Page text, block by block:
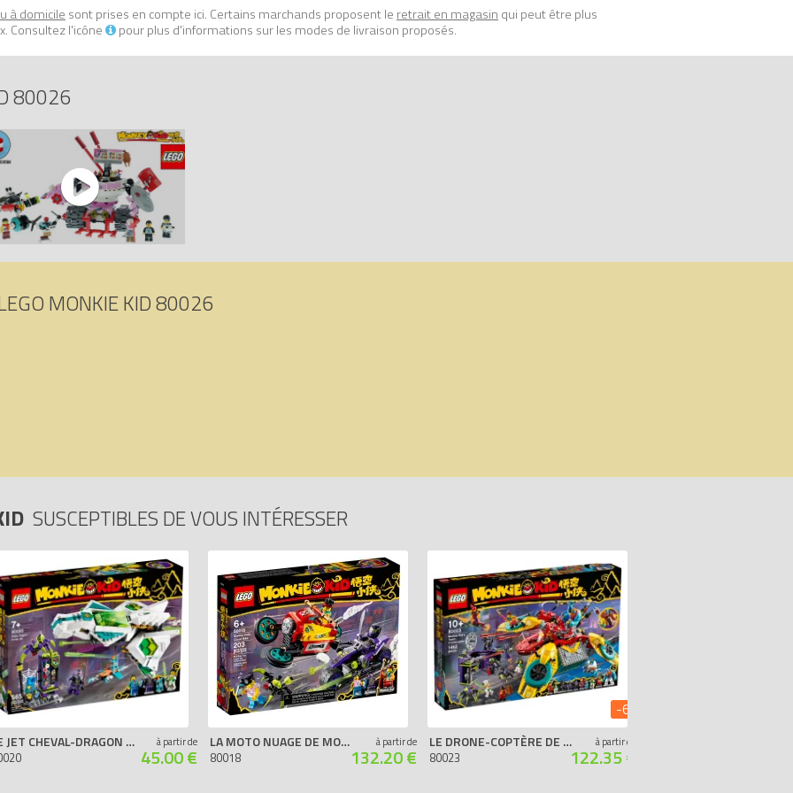
presque toutes les manières imaginables afin de garantir qu’ils répondent aux normes de sécurité les plus
à domicile sont prises en compte ici. Certains marchands proposent le retrait en magasin qui peut être plus
Consultez l'icône
pour plus d'informations sur les modes de livraison proposés.
80026
MONKIE KID 80026
SUSCEPTIBLES DE VOUS INTÉRESSER
LE JET CHEVAL-DRAGON BLANC à partir de
45.00 €
LA MOTO NUAGE DE MONKIE KID
80018
à partir de
132.20 €
LE DRONE-COPTÈRE DE L’ÉQUIPE DE MONKIE KID
80023
à partir de
122.35 €
-6%